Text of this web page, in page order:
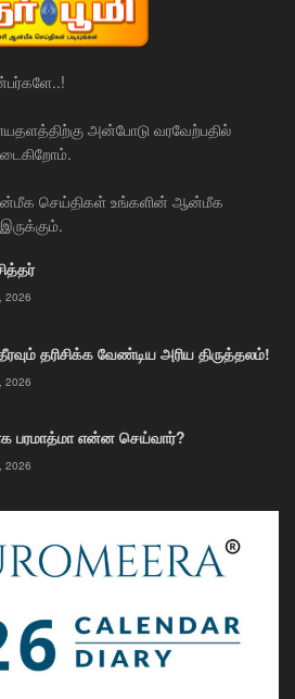
அன்போடு வரவேற்பதில்
செய்திகள் உங்களின் ஆன்மீக
2026
தரிசிக்க வேண்டிய அரிய திருத்தலம்!
2026
பரமாத்மா என்ன செய்வார்?
2026